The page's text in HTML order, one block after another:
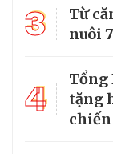
3
Từ
nuôi
4
Tổng
tặng